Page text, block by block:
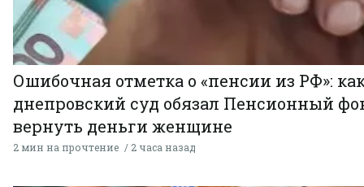
Ошибочная отметка о «пенсии из РФ»:
днепровский суд обязал Пенсионный
вернуть деньги женщине
2 мин на прочтение 2 часа назад